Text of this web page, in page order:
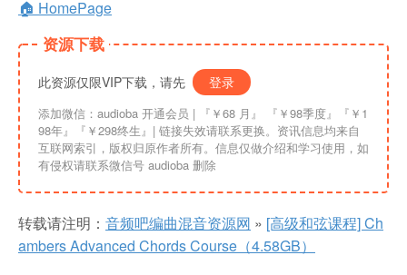
🏠 HomePage
资源下载
此资源仅限VIP下载，请先 登录
添加微信：audioba 开通会员 | 『￥68 月』 『￥98季度』『￥1
98年』『￥298终生』| 链接失效请联系更换。资讯信息均来自
互联网索引，版权归原作者所有。信息仅做介绍和学习使用，如
有侵权请联系微信号 audioba 删除
转载请注明： 音频吧编曲混音资源网 » [高级和弦课程] Ch
ambers Advanced Chords Course（4.58GB）